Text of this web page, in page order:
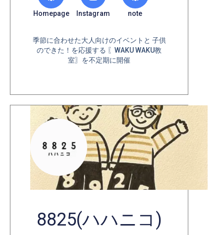
Homepage Instagram note
季節に合わせた大人向けのイベントと 子供
のできた！を応援する 〖WAKU WAKU教
室〗を不定期に開催
8825(ハハニコ)